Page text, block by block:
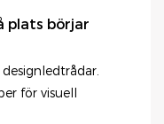
plats börjar
för visuell